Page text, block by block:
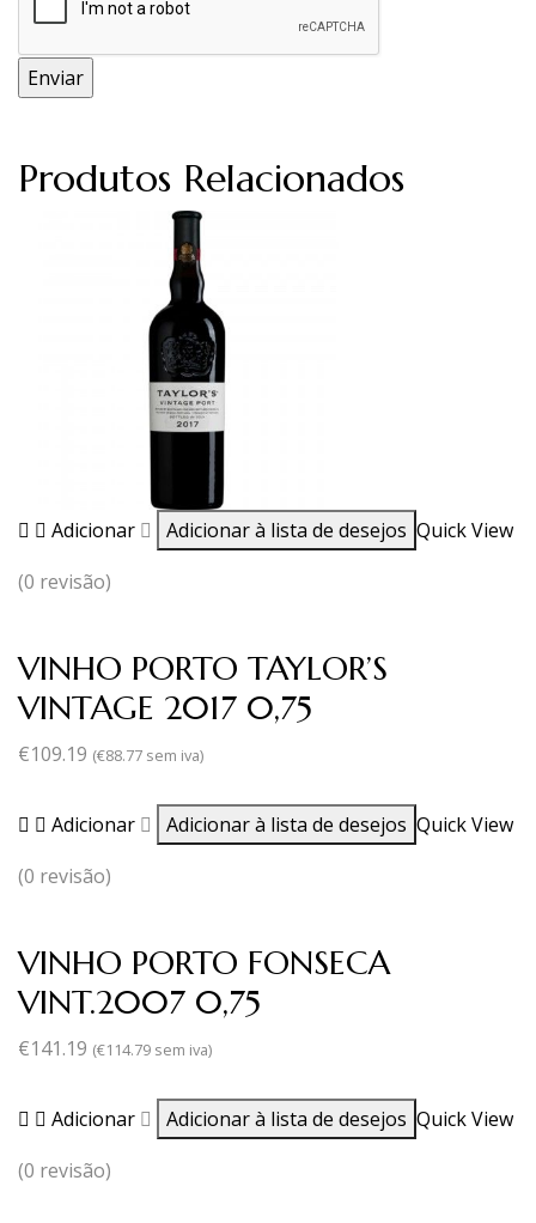
Produtos Relacionados
Adicionar Adicionar à lista de desejos Quick View
(0 revisão)
VINHO PORTO TAYLOR’S
VINTAGE 2017 0,75
€109.19 (€88.77 sem iva)
Adicionar Adicionar à lista de desejos Quick View
(0 revisão)
VINHO PORTO FONSECA
VINT.2007 0,75
€141.19 (€114.79 sem iva)
Adicionar Adicionar à lista de desejos Quick View
(0 revisão)